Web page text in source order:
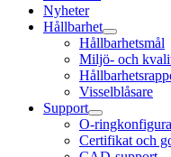
Nyheter
Hållbarhet
Hållbarhetsmål
Miljö- och
Visselblåsare
Support
O-
Certifikat och